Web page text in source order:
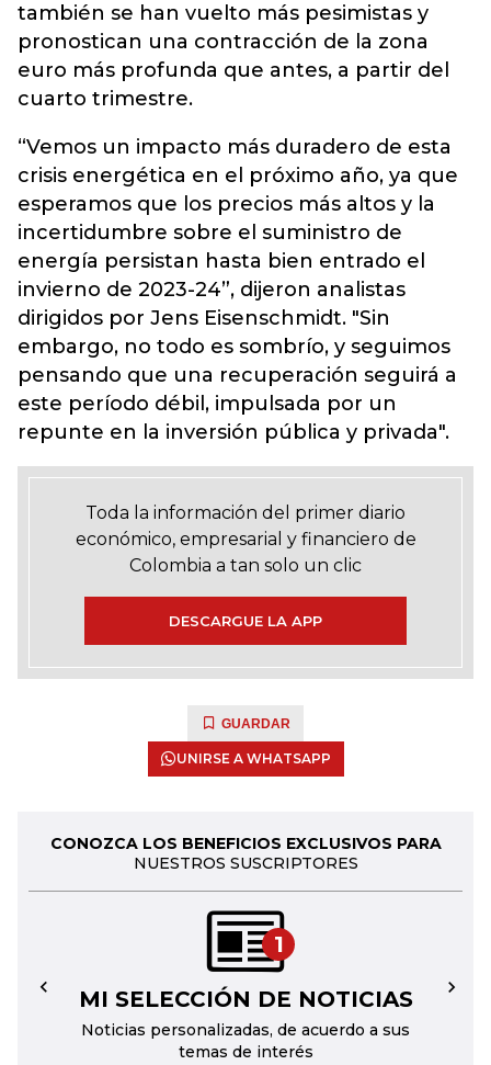
también se han vuelto más pesimistas y
pronostican una contracción de la zona
euro más profunda que antes, a partir del
cuarto trimestre.
“Vemos un impacto más duradero de esta
crisis energética en el próximo año, ya que
esperamos que los precios más altos y la
incertidumbre sobre el suministro de
energía persistan hasta bien entrado el
invierno de 2023-24”, dijeron analistas
dirigidos por Jens Eisenschmidt. "Sin
embargo, no todo es sombrío, y seguimos
pensando que una recuperación seguirá a
este período débil, impulsada por un
repunte en la inversión pública y privada".
Toda la información del primer diario
económico, empresarial y financiero de
Colombia a tan solo un clic
DESCARGUE LA APP
GUARDAR
UNIRSE A WHATSAPP
CONOZCA LOS BENEFICIOS EXCLUSIVOS PARA
NUESTROS SUSCRIPTORES
1
MI SELECCIÓN DE NOTICIAS
Noticias personalizadas, de acuerdo a sus
temas de interés
← →